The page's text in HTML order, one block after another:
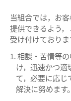
当組合では，お
提供できるよう
受け付けており
相談・苦情等
け，迅速かつ適
て，必要に応
解決に努めます。